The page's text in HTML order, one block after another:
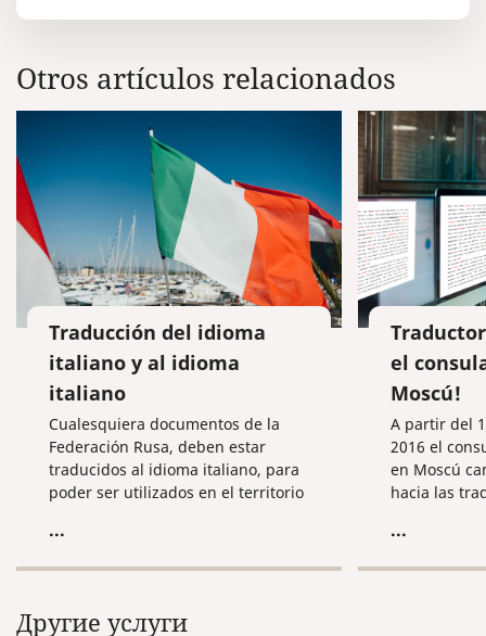
Otros artículos relacionados
Traducción del idioma
italiano y al idioma
italiano
Cualesquiera documentos de la
Federación Rusa, deben estar
traducidos al idioma italiano, para
poder ser utilizados en el territorio
experiencia de traducción de
(pasaportes, diplomas, sus
...
el
Moscú!
A partir del
2016 el
en Moscú
hacia las
...
Другие услуги